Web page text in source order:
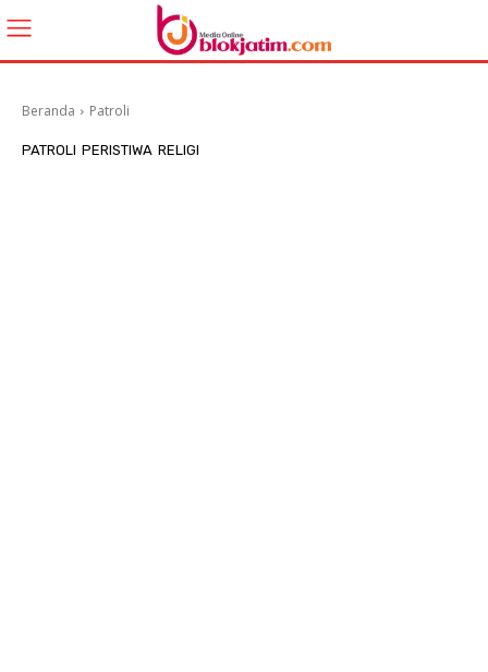
Beranda Patroli
PATROLI PERISTIWA RELIGI